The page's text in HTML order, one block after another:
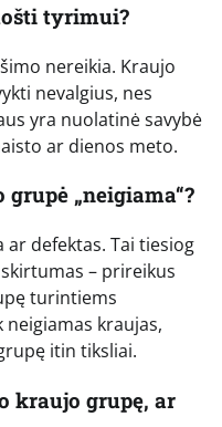
tyrimui?
nereikia. Kraujo
nevalgius, nes
yra nuolatinė savybė
ar dienos meto.
„neigiama“?
ar defektas. Tai tiesiog
– prireikus
turintiems
kraujas,
itin tiksliai.
kraujo grupę, ar